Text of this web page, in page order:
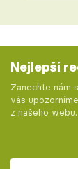
Nejlepší
Zanechte nám
vás
z našeho webu.